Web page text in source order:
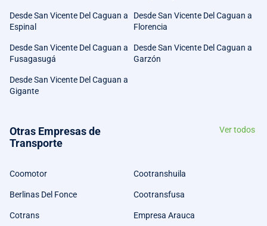
Desde San Vicente Del Caguan a
Espinal
Desde San Vicente Del Caguan a
Florencia
Desde San Vicente Del Caguan a
Fusagasugá
Desde San Vicente Del Caguan a
Garzón
Desde San Vicente Del Caguan a
Gigante
Otras Empresas de
Transporte
Ver todos
Coomotor Cootranshuila
Berlinas Del Fonce Cootransfusa
Cotrans Empresa Arauca